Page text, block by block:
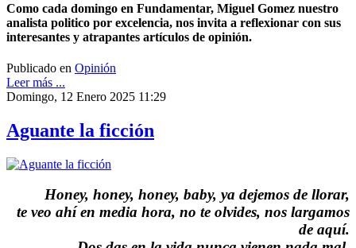
Como cada domingo en Fundamentar, Miguel Gomez nuestro
analista politico por excelencia, nos invita a reflexionar con sus
interesantes y atrapantes artículos de opinión.
Publicado en Opinión
Leer más ...
Domingo, 12 Enero 2025 11:29
Aguante la ficción
Honey, honey, honey, baby, ya dejemos de llorar,
te veo ahí en media hora, no te olvides, nos largamos
de aquí.